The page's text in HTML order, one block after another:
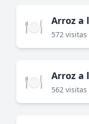
🍽️ Arroz a
572 visitas
🍽️ Arroz a
562 visitas